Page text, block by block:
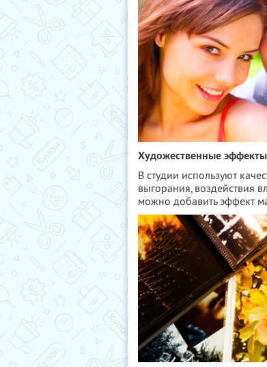
Художественные эффекты
В студии используют
выгорания, воздействия
можно добавить эффект